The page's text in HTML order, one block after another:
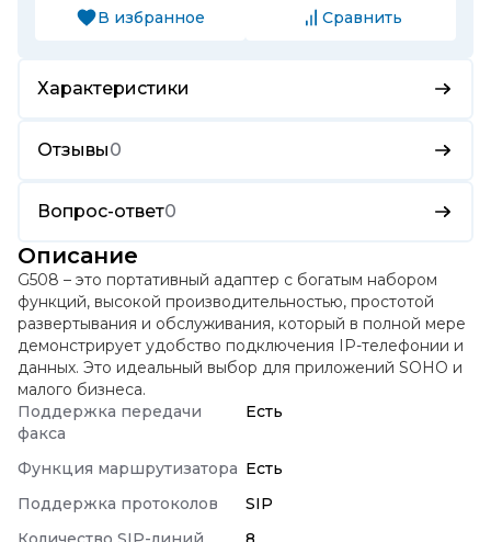
В избранное
Сравнить
Характеристики
Отзывы0
Вопрос-ответ0
Описание
G508 – это портативный адаптер с богатым набором
функций, высокой производительностью, простотой
развертывания и обслуживания, который в полной мере
демонстрирует удобство подключения IP-телефонии и
данных. Это идеальный выбор для приложений SOHO и
малого бизнеса.
Поддержка передачи
факса
Есть
Функция маршрутизатора Есть
Поддержка протоколов
SIP